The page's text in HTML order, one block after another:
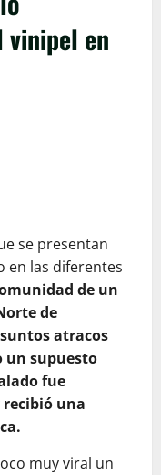
vinipel en
se presentan
en las diferentes
de un
de
atracos
un supuesto
fue
una
muy viral un